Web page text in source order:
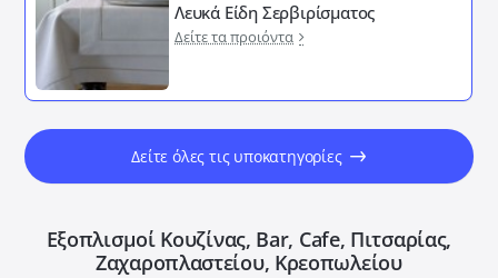
Λευκά Είδη Σερβιρίσματος
Δείτε τα προιόντα
Δείτε όλες τις υποκατηγορίες
Εξοπλισμοί Κουζίνας, Bar, Cafe, Πιτσαρίας,
Ζαχαροπλαστείου, Κρεοπωλείου